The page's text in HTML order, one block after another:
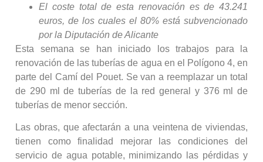
El coste total de esta renovación es de 43.241
euros, de los cuales el 80% está subvencionado
por la Diputación de Alicante
Esta semana se han iniciado los trabajos para la
renovación de las tuberías de agua en el Polígono 4, en
parte del Camí del Pouet. Se van a reemplazar un total
de 290 ml de tuberías de la red general y 376 ml de
tuberías de menor sección.
Las obras, que afectarán a una veintena de viviendas,
tienen como finalidad mejorar las condiciones del
servicio de agua potable, minimizando las pérdidas y